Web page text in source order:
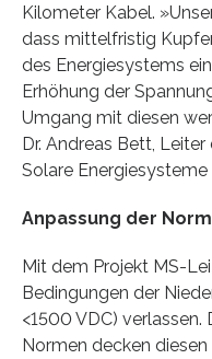
Kilometer Kabel.
dass mittelfristig
des Energiesystems
Erhöhung der
Umgang mit diesen
Dr. Andreas Bett,
Solare Energiesysteme
Anpassung der
Mit dem Projekt MS-
Bedingungen der
<1500 VDC)
Normen decken